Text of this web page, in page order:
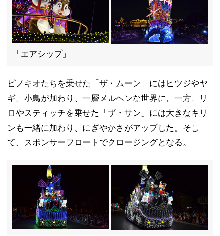
「エアシップ」
ピノキオたちを乗せた「ザ・ムーン」にはヒツジやヤ
ギ、小鳥が加わり、一層メルヘンな世界に。一方、リ
ロやスティッチを乗せた「ザ・サン」には大きなキリ
ンも一緒に加わり、にぎやかさがアップした。そし
て、スポンサーフロートでクロージングとなる。